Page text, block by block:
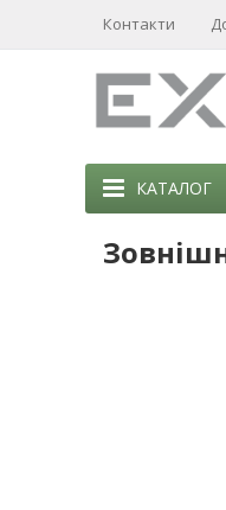
Контакти
КАТАЛОГ